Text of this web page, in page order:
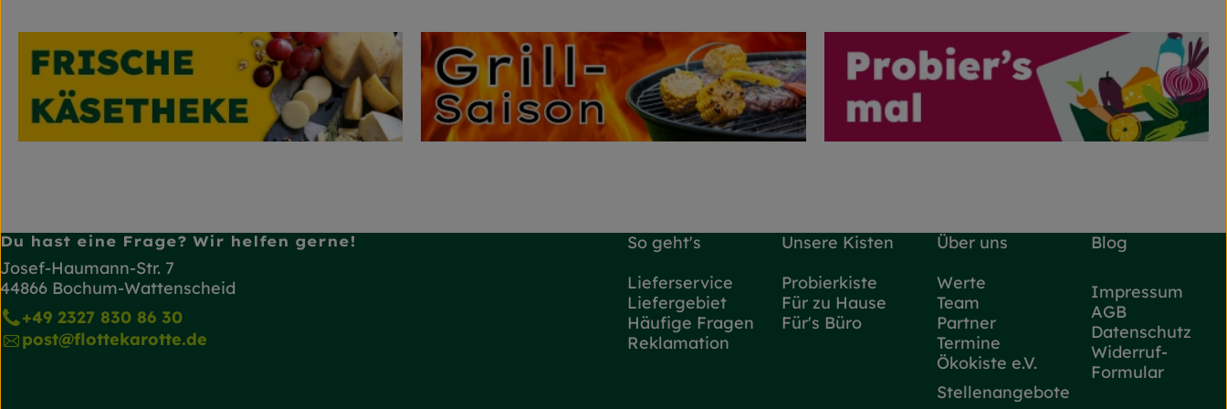
Du hast eine Frage? Wir helfen gerne!
Josef-Haumann-Str. 7
44866 Bochum-Wattenscheid
+49 2327 830 86 30
post@flottekarotte.de
So geht's
Lieferservice
Liefergebiet
Häufige Fragen
Reklamation
Unsere Kisten
Probierkiste
Für zu Hause
Für's Büro
Über uns
Werte
Team
Partner
Termine
Ökokiste e.V.
Stellenangebote
Blog
Impressum
AGB
Datenschutz
Widerruf-
Formular